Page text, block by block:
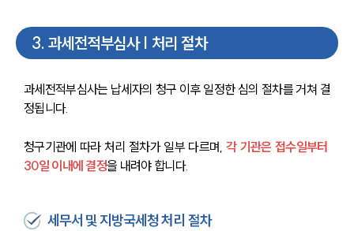
3. 과세전적부심사 | 처리 절차
과세전적부심사는 납세자의 청구 이후 일정한 심의 절차를 거쳐 결
정됩니다.
청구기관에 따라 처리 절차가 일부 다르며, 각 기관은 접수일부터
30일 이내에 결정을 내려야 합니다.
세무서 및 지방국세청 처리 절차